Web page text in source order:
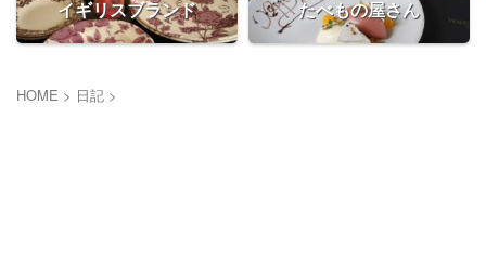
イギリスブランド たべもの屋さん
HOME > 日記 >